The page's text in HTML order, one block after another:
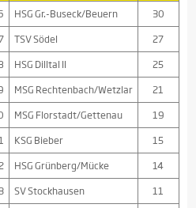
HSG Gr.-Buseck/Beuern
30
TSV Södel
27
HSG Dilltal II
25
MSG Rechtenbach/Wetzlar
21
MSG Florstadt/Gettenau
19
KSG Bieber
15
HSG Grünberg/Mücke
14
SV Stockhausen
11